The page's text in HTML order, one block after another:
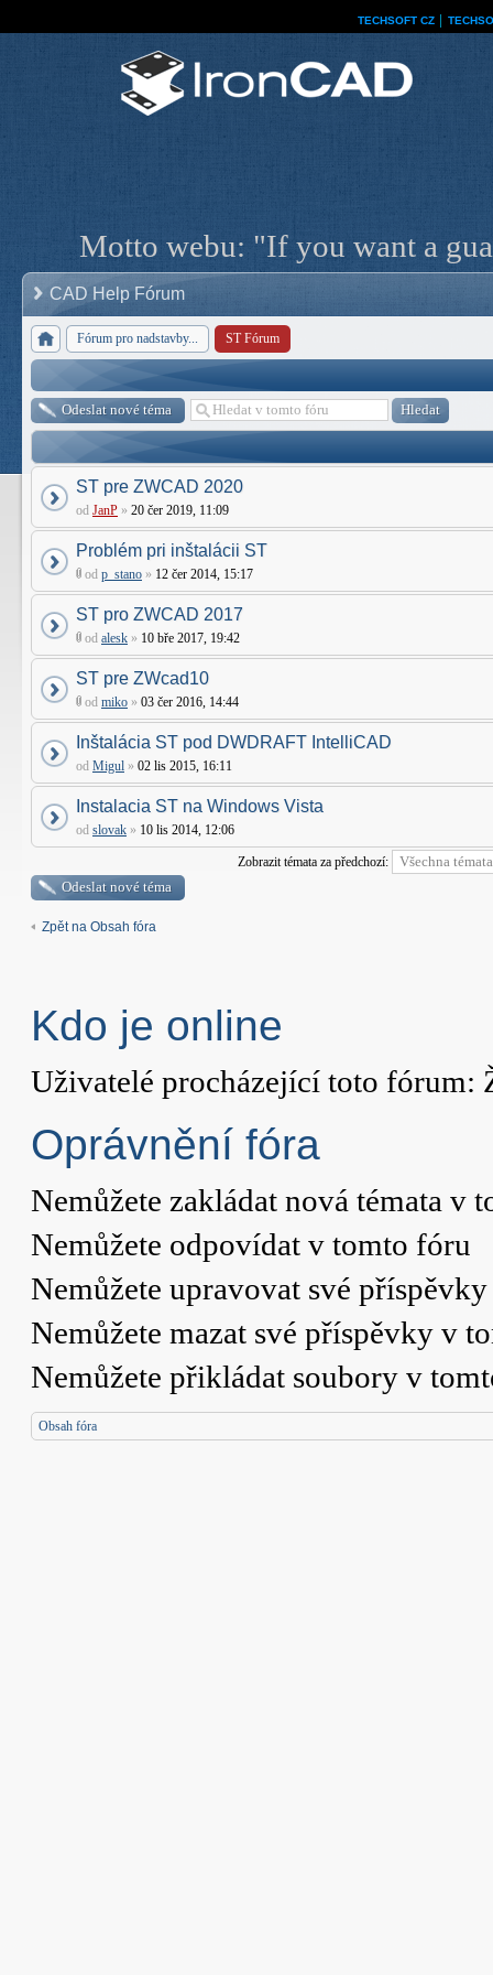
TECHSOFT CZ
Motto webu: "If you want a
CAD Help Fórum
Fórum pro nadstavby... ST Fórum
Odeslat nové téma
ST pre ZWCAD 2020
od JanP » 20 čer 2019, 11:09
Problém pri inštalácii ST
od p_stano » 12 čer 2014, 15:17
ST pro ZWCAD 2017
od alesk » 10 bře 2017, 19:42
ST pre ZWcad10
od miko » 03 čer 2016, 14:44
Inštalácia ST pod DWDRAFT IntelliCAD
od Migul » 02 lis 2015, 16:11
Instalacia ST na Windows Vista
od slovak » 10 lis 2014, 12:06
Zobrazit témata za předchozí:
Odeslat nové téma
Zpět na Obsah fóra
Kdo je online
Uživatelé procházející toto fórum:
Oprávnění fóra
Nemůžete zakládat nová témata v
Nemůžete odpovídat v tomto fóru
Nemůžete upravovat své
Nemůžete mazat své příspěvky v
Nemůžete přikládat soubory v
Obsah fóra